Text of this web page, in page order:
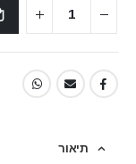
תיאור